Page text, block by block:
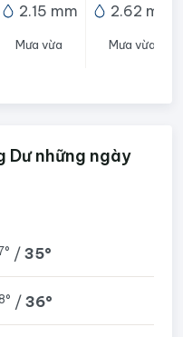
2.15 mm
Mưa vừa
2.62 mm
Mưa vừa
Dư những ngày
/ 35°
/ 36°